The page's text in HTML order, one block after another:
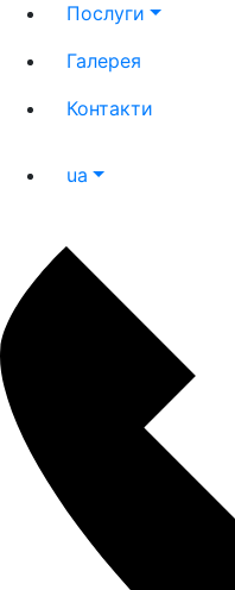
Послуги
Галерея
Контакти
ua